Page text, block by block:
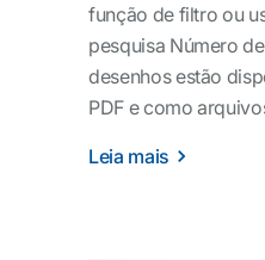
função de filtro ou
pesquisa Número
desenhos estão
PDF e como
Leia mais